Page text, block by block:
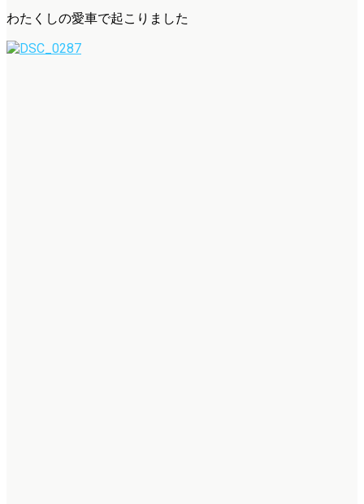
わたくしの愛車で起こりました